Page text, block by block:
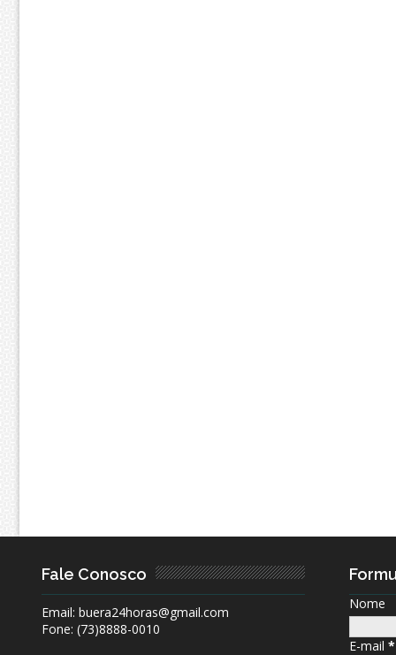
Fale Conosco
Email: buera24horas@gmail.com
Fone: (73)8888-0010
Nome
E-mail *